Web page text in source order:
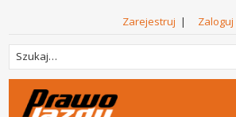
Zarejestruj | Zaloguj